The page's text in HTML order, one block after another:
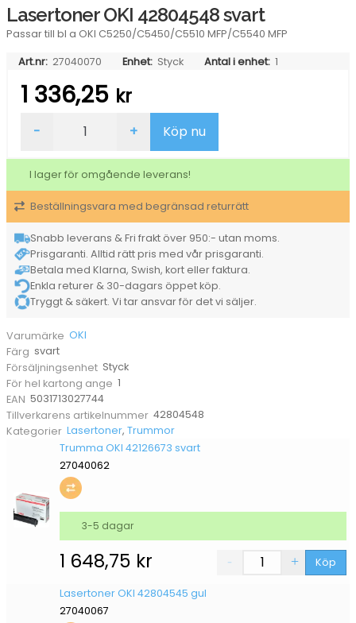
Lasertoner OKI 42804548 svart
Passar till bl a OKI C5250/C5450/C5510 MFP/C5540 MFP
Art.nr: 27040070 Enhet: Styck Antal i enhet: 1
1 336,25 kr
OKI
svart
mängd
- + Köp nu
I lager för omgående leverans!
Beställningsvara med begränsad returrätt
Snabb leverans & Fri frakt över 950:- utan moms.
Prisgaranti. Alltid rätt pris med vår prisgaranti.
Betala med Klarna, Swish, kort eller faktura.
Enkla returer & 30-dagars öppet köp.
Tryggt & säkert. Vi tar ansvar för det vi säljer.
Varumärke OKI
Färg svart
Försäljningsenhet Styck
För hel kartong ange 1
EAN 5031713027744
Tillverkarens artikelnummer 42804548
Kategorier Lasertoner,Trummor
Trumma OKI 42126673 svart
27040062
1 648,75 kr Köp
3-5 dagar
Lasertoner OKI 42804545 gul
27040067